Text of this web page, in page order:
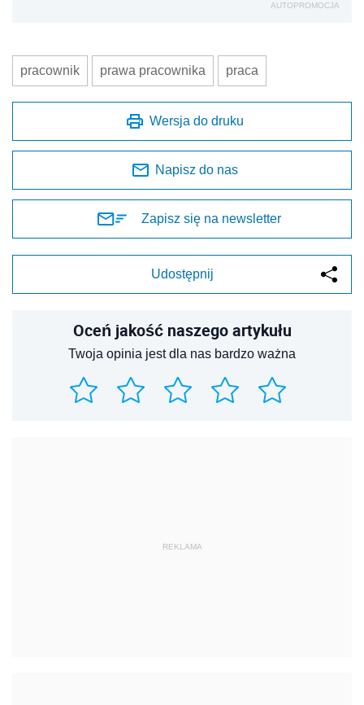
AUTOPROMOCJA
pracownik prawa pracownika praca
Wersja do druku
Napisz do nas
Zapisz się na newsletter
Udostępnij
Oceń jakość naszego artykułu
Twoja opinia jest dla nas bardzo ważna
REKLAMA